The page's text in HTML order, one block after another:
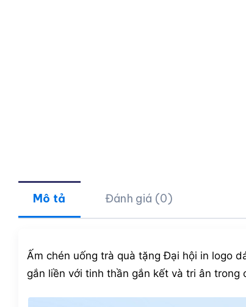
Mô tả Đánh giá (0)
Ấm chén uống trà quà tặng Đại hội in logo
gắn liền với tinh thần gắn kết và tri ân trong